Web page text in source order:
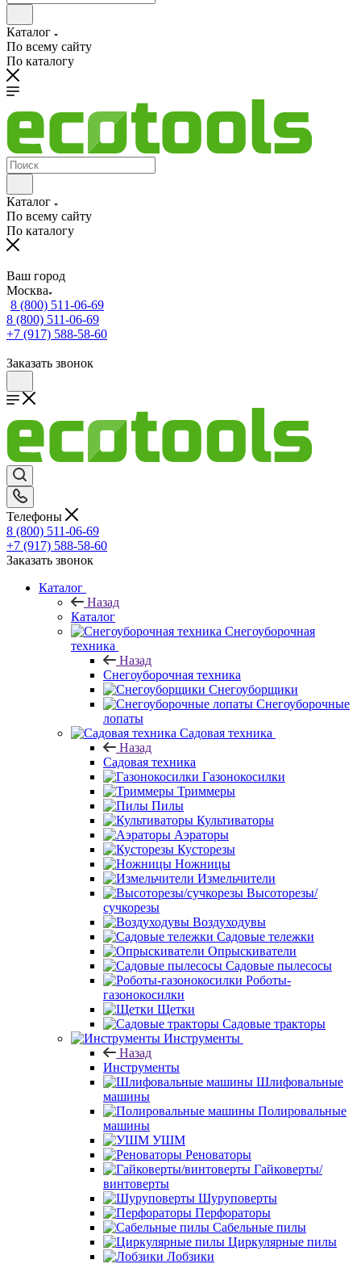
Каталог
По всему сайту
По каталогу
Каталог
По всему сайту
По каталогу
Ваш город
Москва
8 (800) 511-06-69
8 (800) 511-06-69
+7 (917) 588-58-60
Заказать звонок
Телефоны
8 (800) 511-06-69
+7 (917) 588-58-60
Заказать звонок
Каталог
Назад
Каталог
Снегоуборочная
техника
Назад
Снегоуборочная техника
Снегоуборщики
Снегоуборочные
лопаты
Садовая техника
Назад
Садовая техника
Газонокосилки
Триммеры
Пилы
Культиваторы
Аэраторы
Кусторезы
Ножницы
Измельчители
Высоторезы/
сучкорезы
Воздуходувы
Садовые тележки
Опрыскиватели
Садовые пылесосы
Роботы-
газонокосилки
Щетки
Садовые тракторы
Инструменты
Назад
Инструменты
Шлифовальные
машины
Полировальные
машины
УШМ
Реноваторы
Гайковерты/
винтоверты
Шуруповерты
Перфораторы
Сабельные пилы
Циркулярные пилы
Лобзики